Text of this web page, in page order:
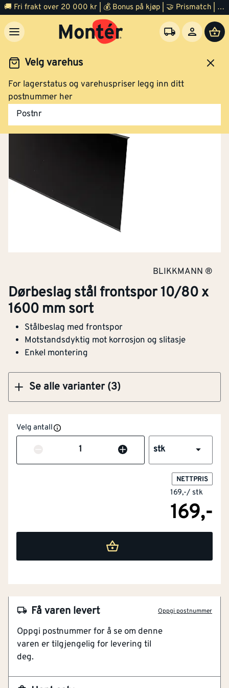
🚚 Fri frakt over 20 000 kr | 💰 Bonus på kjøp | 🤝 Prismatch | ⭐ 100% fornøyd garanti | 🏪 140 byggevarehus
Velg varehus
For lagerstatus og varehuspriser legg inn ditt
postnummer her
Postnr
Dør Tilbehør
BLIKKMANN ®
Dørbeslag stål frontspor 10/80 x
1600 mm sort
Stålbeslag med frontspor
Motstandsdyktig mot korrosjon og slitasje
Enkel montering
Se alle varianter (3)
sort
Dørbeslag stål frontspor 10/80 x 1600 mm
sort
Klikk og hent
Dørbeslag stål frontspor 10/280 x 1600 mm
Klikk og hent
Velg antall
Antall stk
NETTPRIS
169,-/ stk
169,-
Få varen levert Oppgi postnummer
Oppgi postnummer for å se om denne
varen er tilgjengelig for levering til
deg.
Artikkelnummer
Motstandsdyktig mot korrosjon og slitasje
Enkel montering
plastisol P200 og har en standard lakkert bakside med